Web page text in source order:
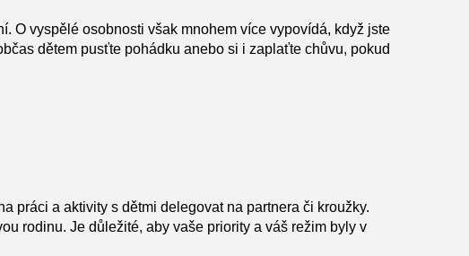
O vyspělé osobnosti však mnohem více vypovídá, když jste
dětem pusťte pohádku anebo si i zaplaťte chůvu, pokud
práci a aktivity s dětmi delegovat na partnera či kroužky.
rodinu. Je důležité, aby vaše priority a váš režim byly v